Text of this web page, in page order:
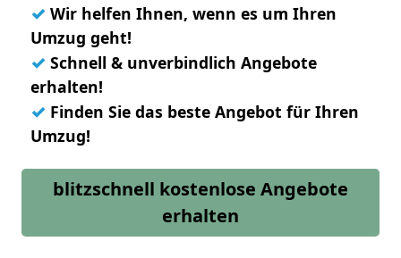
✓ Wir helfen Ihnen, wenn es um Ihren
Umzug geht!
✓ Schnell & unverbindlich Angebote
erhalten!
✓ Finden Sie das beste Angebot für Ihren
Umzug!
blitzschnell kostenlose Angebote
erhalten